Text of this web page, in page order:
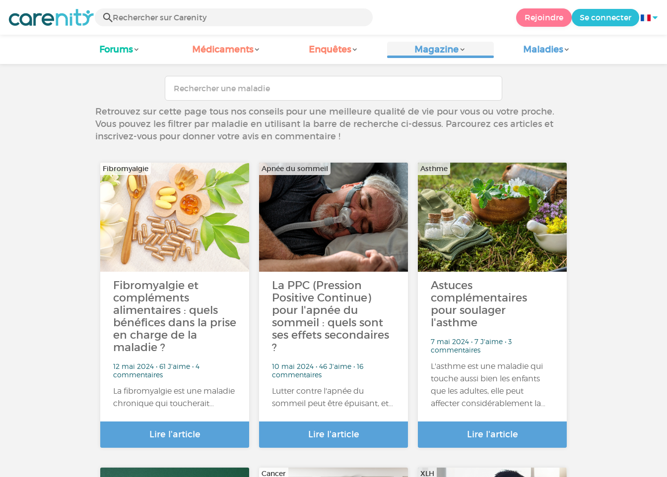
Rejoindre Se connecter
Forums Médicaments Enquêtes Magazine Maladies
Retrouvez sur cette page tous nos conseils pour une meilleure qualité de vie pour vous ou votre proche.
Vous pouvez les filtrer par maladie en utilisant la barre de recherche ci-dessus. Parcourez ces articles et
inscrivez-vous pour donner votre avis en commentaire !
Fibromyalgie
Fibromyalgie et
compléments
alimentaires : quels
bénéfices dans la prise
en charge de la
maladie ?
12 mai 2024 • 61 J'aime • 4
commentaires
La fibromyalgie est une maladie
chronique qui toucherait…
Lire l'article
Apnée du sommeil
La PPC (Pression
Positive Continue)
pour l'apnée du
sommeil : quels sont
ses effets secondaires
?
10 mai 2024 • 46 J'aime • 16
commentaires
Lutter contre l'apnée du
sommeil peut être épuisant, et…
Lire l'article
Asthme
Astuces
complémentaires
pour soulager
l'asthme
7 mai 2024 • 7 J'aime • 3
commentaires
L'asthme est une maladie qui
touche aussi bien les enfants
que les adultes, elle peut
affecter considérablement la…
Lire l'article
Cancer XLH